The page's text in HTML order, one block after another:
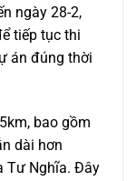
ngày 28-2,
tiếp tục thi
án đúng thời
bao gồm
dài hơn
Tư Nghĩa. Đây